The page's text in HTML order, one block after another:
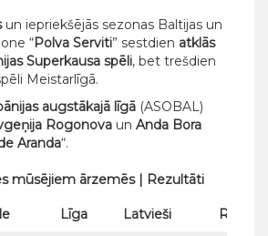
un iepriekšējās sezonas Baltijas un
“Polva Serviti” sestdien atklās
Superkausa spēli, bet trešdien
Meistarlīgā.
augstākajā līgā (ASOBAL)
Rogonova un Anda Bora
Aranda“.
mūsējiem ārzemēs | Rezultāti
Līga Latvieši